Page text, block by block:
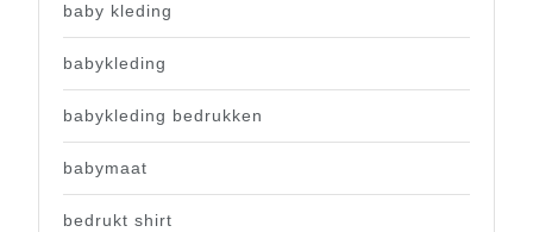
baby kleding
babykleding
babykleding bedrukken
babymaat
bedrukt shirt